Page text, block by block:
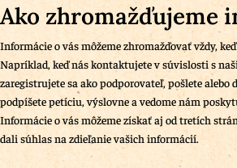
Ako zhromažďujeme
Informácie o vás môžeme zhromažďovať vždy,
Napríklad, keď nás kontaktujete v súvislosti s
zaregistrujete sa ako podporovateľ, pošlete alebo
podpíšete petíciu, výslovne a vedome nám
Informácie o vás môžeme získať aj od tretích
dali súhlas na zdieľanie vašich informácií.